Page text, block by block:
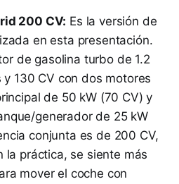
200 CV: Es la versión de
en esta presentación.
de gasolina turbo de 1.2
130 CV con dos motores
de 50 kW (70 CV) y
generador de 25 kW
conjunta es de 200 CV,
la práctica, se siente más
mover el coche con